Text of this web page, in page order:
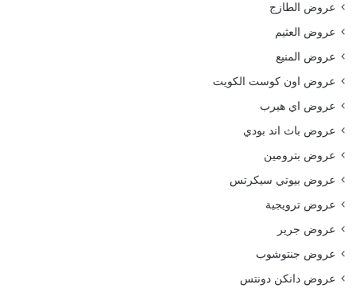
عروض الطازج
عروض العثيم
عروض المنيع
عروض اون كوست الكويت
عروض اي هيرب
عروض باث اند بودي
عروض بترومين
عروض بيوتي سيكرتس
عروض ترويجية
عروض جرير
عروض جنتوشوب
عروض دانكن دونتس